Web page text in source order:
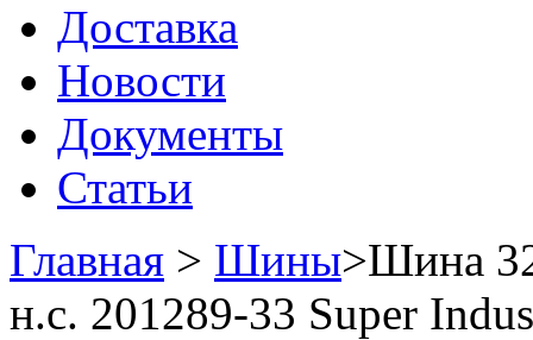
Доставка
Новости
Документы
Статьи
Главная > Шины>Шина
н.с. 201289-33 Super